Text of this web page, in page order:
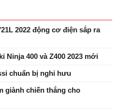
2022 động cơ điện sắp ra
Ninja 400 và Z400 2023 mới
chuẩn bị nghỉ hưu
giành chiến thắng cho